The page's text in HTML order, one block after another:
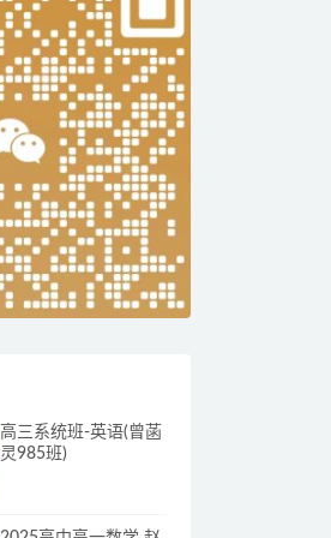
高三系统班-英语(曾菡
灵985班)